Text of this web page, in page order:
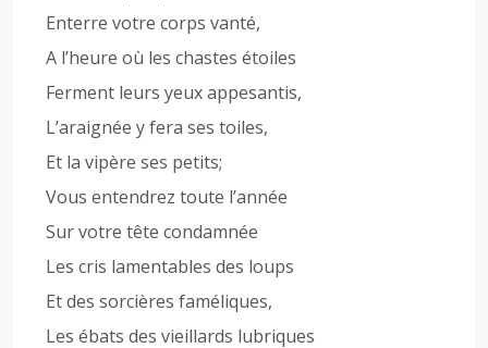
Enterre votre corps vanté,
A l’heure où les chastes étoiles
Ferment leurs yeux appesantis,
L’araignée y fera ses toiles,
Et la vipère ses petits;
Vous entendrez toute l’année
Sur votre tête condamnée
Les cris lamentables des loups
Et des sorcières faméliques,
Les ébats des vieillards lubriques